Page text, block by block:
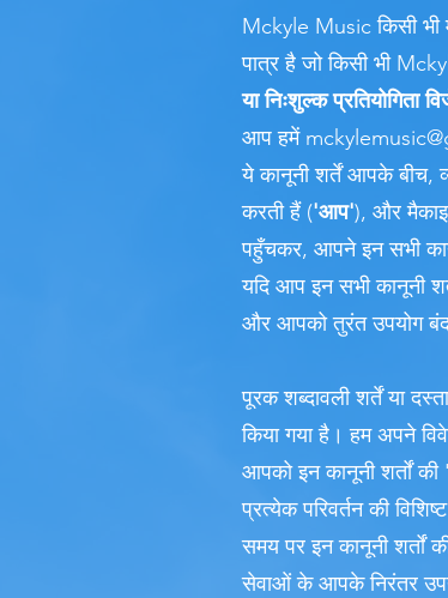
Mckyle Music किसी भी
पात्र है जो किसी भी
या निःशुल्क प्रतियोगिता
आप हमें
ये कानूनी शर्तें आपके बीच,
करती हैं ('आप'), और
पहुँचकर, आपने इन सभी
यदि आप इन सभी कानूनी
और आपको तुरंत उपयोग बंद
पूरक शब्दावली शर्तें या
किया गया है। हम अपने
आपको इन कानूनी शर्तों
प्रत्येक परिवर्तन की
समय पर इन कानूनी शर्तों
सेवाओं के आपके निरंतर